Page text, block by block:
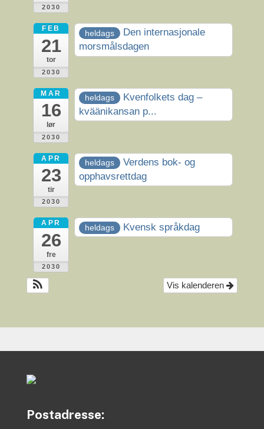
2030
FEB
21
tor
2030
heldags
Den internasjonale
morsmålsdagen
MAR
16
lør
2030
heldags
Kvenfolkets dag –
kväänikansan p...
APR
23
tir
2030
heldags
Verdens bok- og
opphavsrettdag
APR
26
fre
2030
heldags Kvensk språkdag
Vis kalenderen
Postadresse: